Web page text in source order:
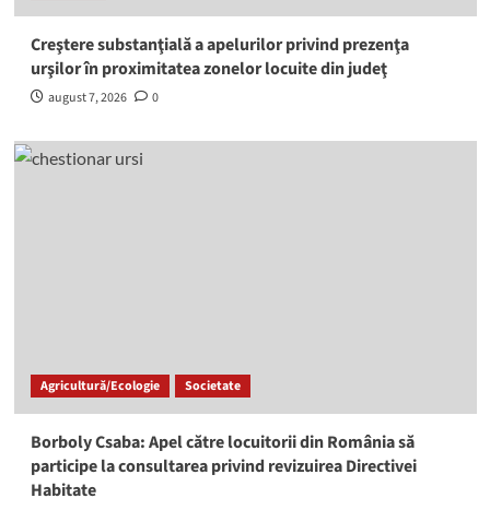
Creştere substanţială a apelurilor privind prezenţa
urşilor în proximitatea zonelor locuite din judeţ
august 7, 2026 0
Agricultură/Ecologie Societate
Borboly Csaba: Apel către locuitorii din România să
participe la consultarea privind revizuirea Directivei
Habitate